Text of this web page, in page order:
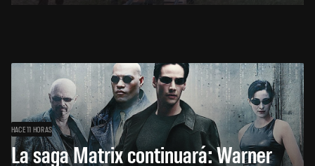
HACE 11 HORAS
La saga Matrix continuará: Warner